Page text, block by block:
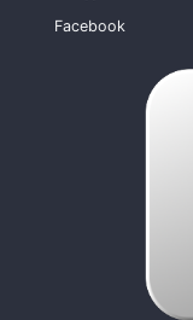
Facebook